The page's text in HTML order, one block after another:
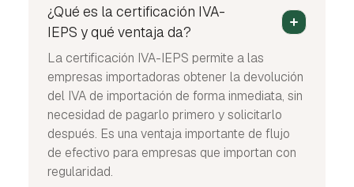
¿Qué es la certificación IVA-
IEPS y qué ventaja da?
La certificación IVA-IEPS permite a las
empresas importadoras obtener la devolución
del IVA de importación de forma inmediata, sin
necesidad de pagarlo primero y solicitarlo
después. Es una ventaja importante de flujo
de efectivo para empresas que importan con
regularidad.